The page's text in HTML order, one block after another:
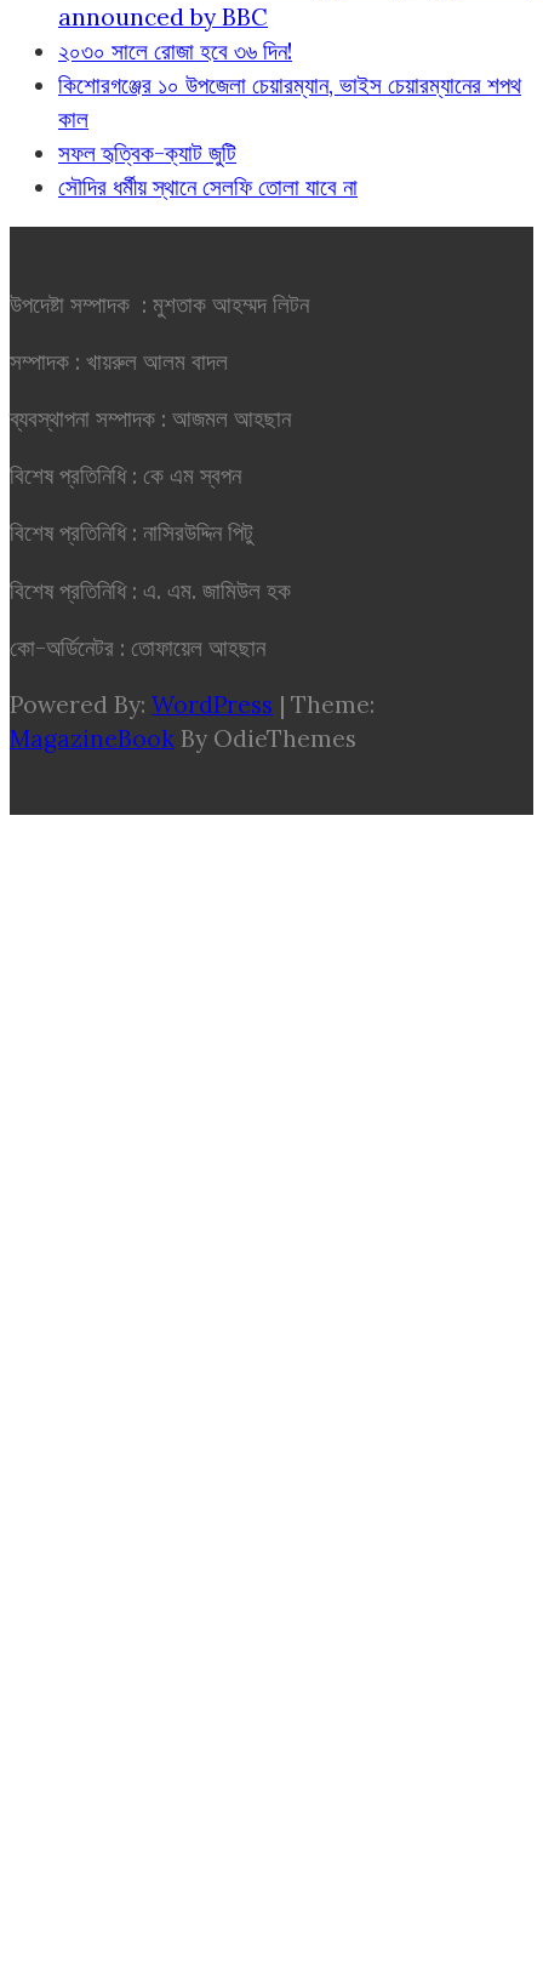
announced by BBC
২০৩০ সালে রোজা হবে ৩৬ দিন!
কিশোরগঞ্জের ১০ উপজেলা চেয়ারম্যান, ভাইস চেয়ারম্যানের শপথ
কাল
সফল হৃত্বিক-ক্যাট জুটি
সৌদির ধর্মীয় স্থানে সেলফি তোলা যাবে না
উপদেষ্টা সম্পাদক : মুশতাক আহম্মদ লিটন
সম্পাদক : খায়রুল আলম বাদল
ব্যবস্থাপনা সম্পাদক : আজমল আহছান
বিশেষ প্রতিনিধি : কে এম স্বপন
বিশেষ প্রতিনিধি : নাসিরউদ্দিন পিটু
বিশেষ প্রতিনিধি : এ. এম. জামিউল হক
কো-অর্ডিনেটর : তোফায়েল আহছান
Powered By: WordPress | Theme:
MagazineBook By OdieThemes